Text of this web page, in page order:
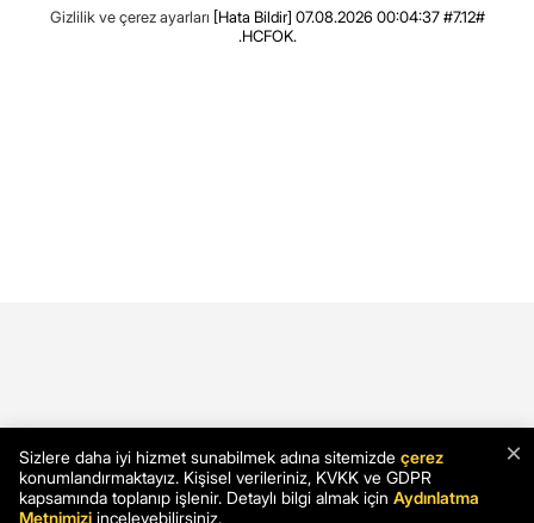
Gizlilik ve çerez ayarları [Hata Bildir] 07.08.2026 00:04:37 #7.12#
.HCFOK.
×
Sizlere daha iyi hizmet sunabilmek adına sitemizde çerez
konumlandırmaktayız. Kişisel verileriniz, KVKK ve GDPR
kapsamında toplanıp işlenir. Detaylı bilgi almak için Aydınlatma
Metnimizi inceleyebilirsiniz.